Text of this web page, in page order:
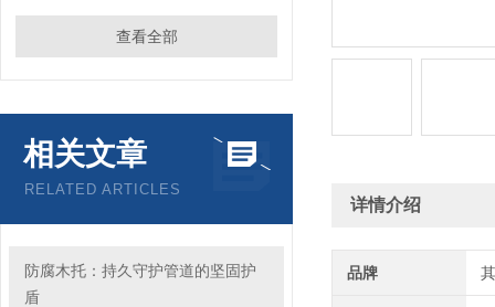
查看全部
相关文章
RELATED ARTICLES
防腐木托：持久守护管道的坚固护
盾
详情介绍
品牌